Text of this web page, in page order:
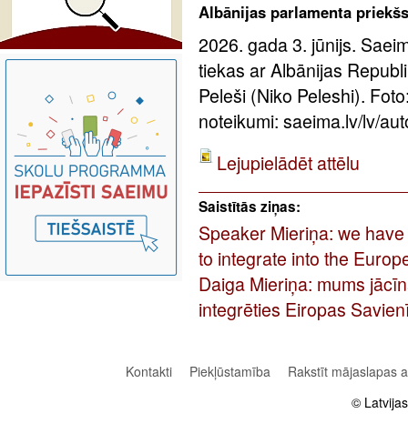
Albānijas parlamenta
2026. gada 3. jūnijs.
tiekas ar Albānijas
Peleši (Niko Peleshi).
noteikumi: saeima.lv/lv/
Lejupielādēt attēlu
Saistītās ziņas:
Speaker Mieriņa: we
to integrate into the
Daiga Mieriņa: mums
integrēties Eiropas
Kontakti Piekļūstamība
Rakstīt mājaslapas
©